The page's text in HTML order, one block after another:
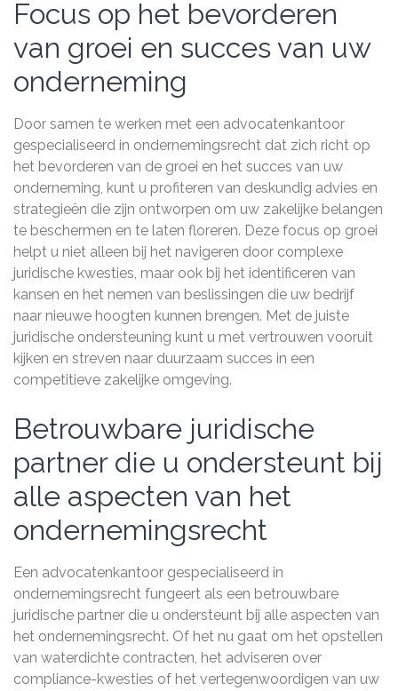
Focus op het bevorderen
van groei en succes van uw
onderneming
Door samen te werken met een advocatenkantoor
gespecialiseerd in ondernemingsrecht dat zich richt op
het bevorderen van de groei en het succes van uw
onderneming, kunt u profiteren van deskundig advies en
strategieën die zijn ontworpen om uw zakelijke belangen
te beschermen en te laten floreren. Deze focus op groei
helpt u niet alleen bij het navigeren door complexe
juridische kwesties, maar ook bij het identificeren van
kansen en het nemen van beslissingen die uw bedrijf
naar nieuwe hoogten kunnen brengen. Met de juiste
juridische ondersteuning kunt u met vertrouwen vooruit
kijken en streven naar duurzaam succes in een
competitieve zakelijke omgeving.
Betrouwbare juridische
partner die u ondersteunt bij
alle aspecten van het
ondernemingsrecht
Een advocatenkantoor gespecialiseerd in
ondernemingsrecht fungeert als een betrouwbare
juridische partner die u ondersteunt bij alle aspecten van
het ondernemingsrecht. Of het nu gaat om het opstellen
van waterdichte contracten, het adviseren over
compliance-kwesties of het vertegenwoordigen van uw